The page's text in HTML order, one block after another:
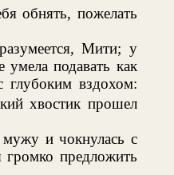
обнять, пожелать
Мити; у
подавать как
глубоким вздохом:
хвостик прошел
и чокнулась с
предложить